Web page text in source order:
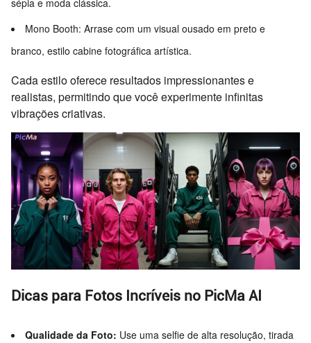
sépia e moda clássica.
Mono Booth: Arrase com um visual ousado em preto e
branco, estilo cabine fotográfica artística.
Cada estilo oferece resultados impressionantes e
realistas, permitindo que você experimente infinitas
vibrações criativas.
Dicas para Fotos Incríveis no PicMa AI
Qualidade da Foto: Use uma selfie de alta resolução, tirada